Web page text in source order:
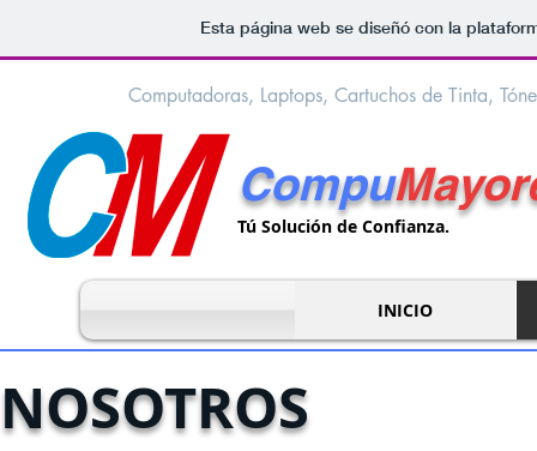
Esta página web se diseñó con la
Compu
Tú Solución de Confianza.
INICIO
Computadoras, Laptops, Cartuchos de Tinta,
NOSOTROS